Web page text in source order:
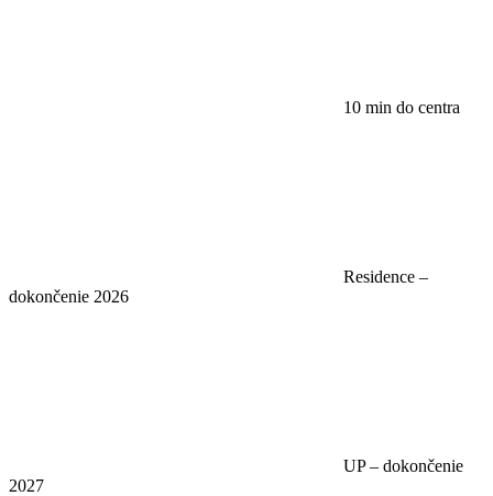
10 min do centra
Residence –
dokončenie 2026
UP – dokončenie
2027